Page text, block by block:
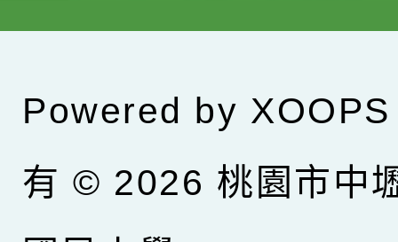
Powered by XOOPS
有 © 2026 桃園市中